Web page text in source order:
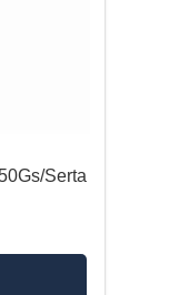
Serta